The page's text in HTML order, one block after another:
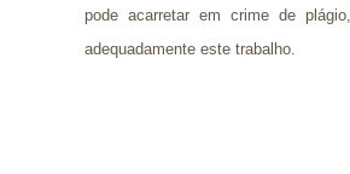
pode acarretar em crime de
adequadamente este trabalho.